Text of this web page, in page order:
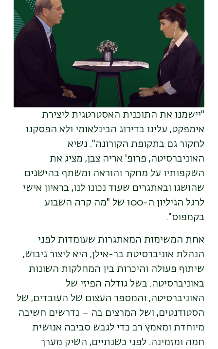
"יישמנו את התוכנית האסטרטגית ליצירת
אימפקט, עלינו בדירוג הבינלאומי ולא הפסקנו
לחקור גם בתקופת הקורונה". נשיא
האוניברסיטה, פרופ' אריה צבן, מציג את
השקפותיו על מחקר והוראה ומשתף בהישגים
שהושגו ובאתגרים שעוד נכונו לנו, בראיון אישי
לרגל הגיליון ה-100 של "מה קרה השבוע
בקמפוס".
אחת המשימות המאתגרות שעומדות לפני
הנהלת אוניברסיטת בר-אילן, היא ליצור גיבוש,
שיתוף פעולה והיכרות בין המחלקות השונות
באוניברסיטה. בשל גודלה הפיזי של
האוניברסיטה, והמספר העצום של העובדים, של
הסטודנטים, ושל המרצים בה – נדרשים חשיבה
מיוחדת ומאמץ רב כדי לגבש סביבה אנושית
חמה ומזמינה. לפני כשנתיים, השיק מערך